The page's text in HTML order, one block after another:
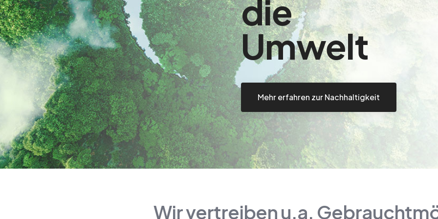
die
Umwelt
Mehr erfahren zur Nachhaltigkeit
Wir vertreiben u.a.